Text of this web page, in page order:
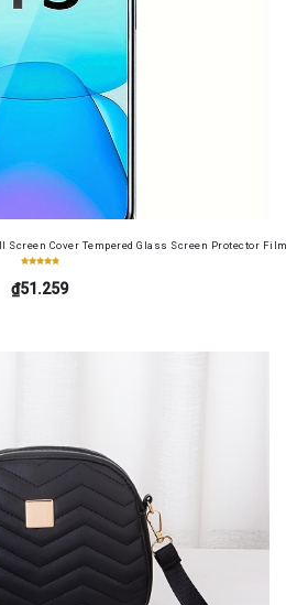
Screen Cover Tempered Glass Screen Protector
₫51.259